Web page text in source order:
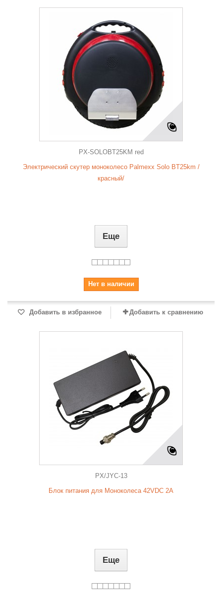
PX-SOLOBT25KM red
Электрический скутер моноколесо Palmexx Solo BT25km /
красный/
Еще
Нет в наличии
Добавить в избранное Добавить к сравнению
PX/JYC-13
Блок питания для Моноколеса 42VDC 2A
Еще